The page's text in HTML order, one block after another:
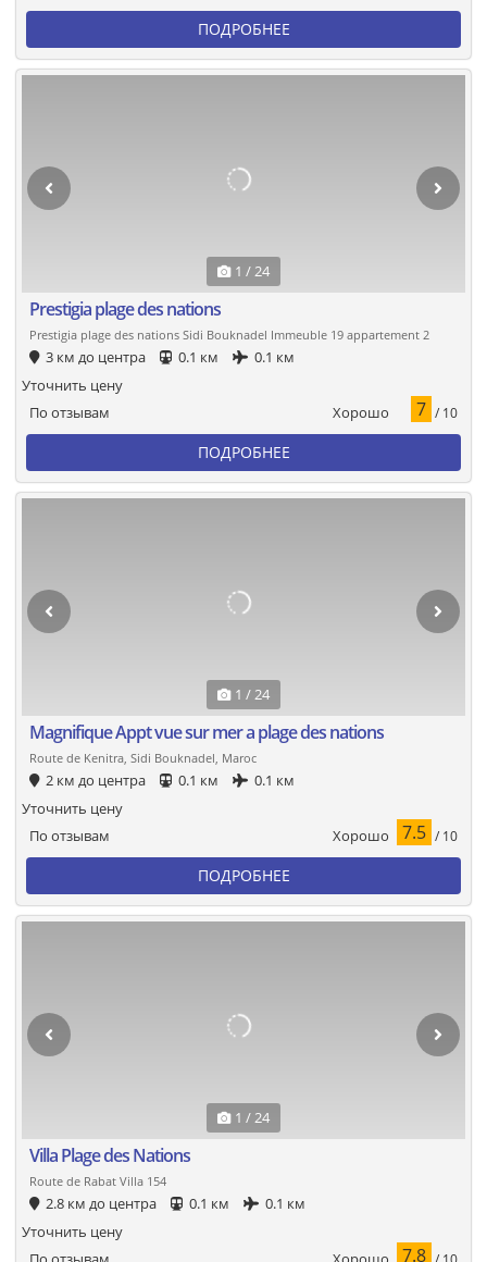
ПОДРОБНЕЕ
1 / 24
Prestigia plage des nations
Prestigia plage des nations Sidi Bouknadel Immeuble 19 appartement 2
3 км до центра 0.1 км 0.1 км
По отзывам Хорошо 7 / 10
Уточнить цену
ПОДРОБНЕЕ
1 / 24
Magnifique Appt vue sur mer a plage des nations
Route de Kenitra, Sidi Bouknadel, Maroc
2 км до центра 0.1 км 0.1 км
По отзывам Хорошо 7.5 / 10
Уточнить цену
ПОДРОБНЕЕ
1 / 24
Villa Plage des Nations
Route de Rabat Villa 154
2.8 км до центра 0.1 км 0.1 км
7.8
Уточнить цену